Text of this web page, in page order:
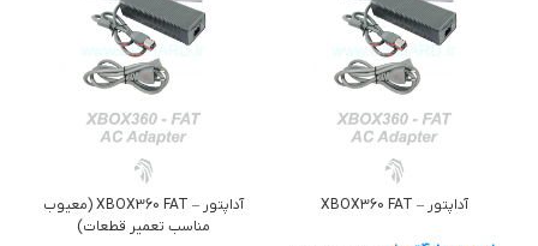
آداپتور – XBOX360 FAT
آداپتور – XBOX360 FAT (معیوب
مناسب تعمیر قطعات)